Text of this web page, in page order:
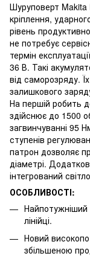
Шуруповерт Makita
кріплення,
рівень
не потребує
термін
36 В. Такі
від саморозряду.
залишкового
На першій робить
здійснює до 1500
загвинчуванні 95
ступенів
патрон дозволяє
діаметрі.
інтегрований
ОСОБЛИВОСТІ:
лінійці.
Новий
збільшеною